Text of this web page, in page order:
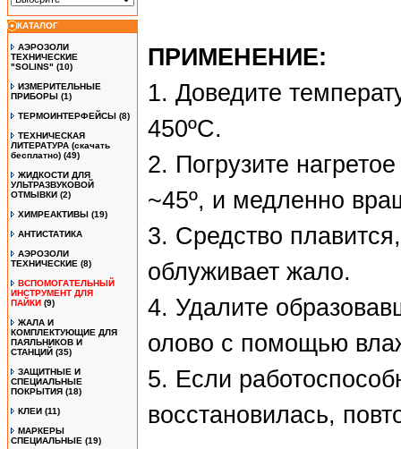
КАТАЛОГ
АЭРОЗОЛИ
ТЕХНИЧЕСКИЕ
"SOLINS" (10)
ИЗМЕРИТЕЛЬНЫЕ
ПРИБОРЫ (1)
ТЕРМОИНТЕРФЕЙСЫ (8)
ТЕХНИЧЕСКАЯ
ЛИТЕРАТУРА (скачать
бесплатно) (49)
ЖИДКОСТИ ДЛЯ
УЛЬТРАЗВУКОВОЙ
ОТМЫВКИ (2)
ХИМРЕАКТИВЫ (19)
АНТИСТАТИКА
АЭРОЗОЛИ
ТЕХНИЧЕСКИЕ (8)
ВСПОМОГАТЕЛЬНЫЙ
ИНСТРУМЕНТ ДЛЯ
ПАЙКИ (9)
ЖАЛА И
КОМПЛЕКТУЮЩИЕ ДЛЯ
ПАЯЛЬНИКОВ И
СТАНЦИЙ (35)
ЗАЩИТНЫЕ И
СПЕЦИАЛЬНЫЕ
ПОКРЫТИЯ (18)
КЛЕИ (11)
МАРКЕРЫ
СПЕЦИАЛЬНЫЕ (19)
ПРИМЕНЕНИЕ:
1. Доведите
450ºC.
2. Погрузите
~45º, и медленно
3. Средство
облуживает жало.
4. Удалите
олово с помощью
5. Если
восстановилась,